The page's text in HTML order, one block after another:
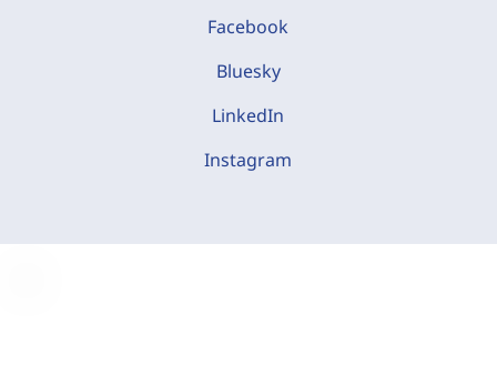
Facebook
Bluesky
LinkedIn
Instagram